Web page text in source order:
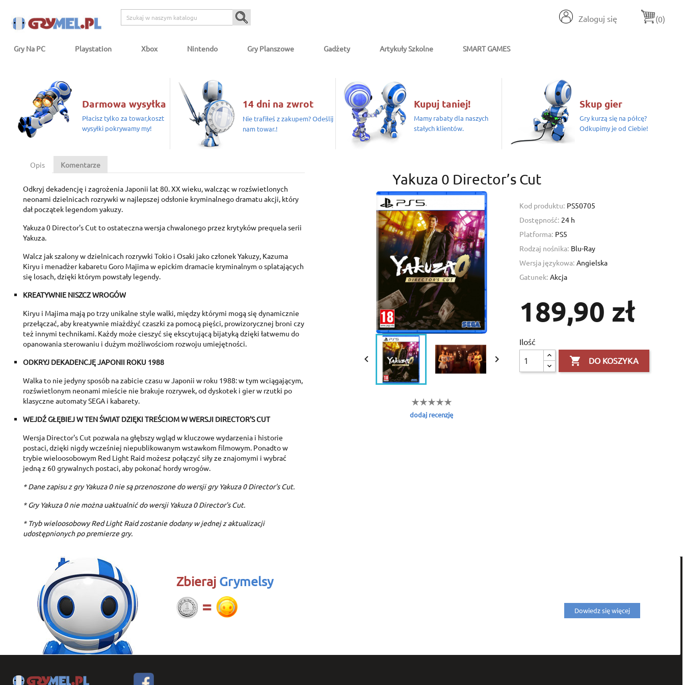
Add to wishlist
add_circle_outline Create new list
Create wishlist
Wishlist name
Sign in
Zaloguj się (0)
Gry Na PC Playstation Xbox Nintendo Gry Planszowe Gadżety Artykuły Szkolne SMART GAMES
Darmowa wysyłka
Płacisz tylko za towar,koszt
wysyłki pokrywamy my!
14 dni na zwrot
Nie trafiłeś z zakupem? Odeślij
nam towar.!
Kupuj taniej!
Mamy rabaty dla naszych
stałych klientów.
Skup gier
Gry kurzą się na półcę?
Odkupimy je od Ciebie!
Opis Komentarze
Odkryj dekadencję i zagrożenia Japonii lat 80. XX wieku, walcząc w rozświetlonych
neonami dzielnicach rozrywki w najlepszej odsłonie kryminalnego dramatu akcji, który
dał początek legendom yakuzy.
Yakuza 0 Director's Cut to ostateczna wersja chwalonego przez krytyków prequela serii
Yakuza.
Walcz jak szalony w dzielnicach rozrywki Tokio i Osaki jako członek Yakuzy, Kazuma
Kiryu i menadżer kabaretu Goro Majima w epickim dramacie kryminalnym o splatających
się losach, dzięki którym powstały legendy.
KREATYWNIE NISZCZ WROGÓW
Kiryu i Majima mają po trzy unikalne style walki, między którymi mogą się dynamicznie
przełączać, aby kreatywnie miażdżyć czaszki za pomocą pięści, prowizorycznej broni czy
też innymi technikami. Każdy może cieszyć się ekscytującą bijatyką dzięki łatwemu do
opanowania sterowaniu i dużym możliwościom rozwoju umiejętności.
ODKRYJ DEKADENCJĘ JAPONII ROKU 1988
Walka to nie jedyny sposób na zabicie czasu w Japonii w roku 1988: w tym wciągającym,
rozświetlonym neonami mieście nie brakuje rozrywek, od dyskotek i gier w rzutki po
klasyczne automaty SEGA i kabarety.
WEJDŹ GŁĘBIEJ W TEN ŚWIAT DZIĘKI TREŚCIOM W WERSJI DIRECTOR'S CUT
Wersja Director's Cut pozwala na głębszy wgląd w kluczowe wydarzenia i historie
postaci, dzięki nigdy wcześniej niepublikowanym wstawkom filmowym. Ponadto w
trybie wieloosobowym Red Light Raid możesz połączyć siły ze znajomymi i wybrać
jedną z 60 grywalnych postaci, aby pokonać hordy wrogów.
* Dane zapisu z gry Yakuza 0 nie są przenoszone do wersji gry Yakuza 0 Director's Cut.
* Gry Yakuza 0 nie można uaktualnić do wersji Yakuza 0 Director's Cut.
* Tryb wieloosobowy Red Light Raid zostanie dodany w jednej z aktualizacji
udostępnionych po premierze gry.
Yakuza 0 Director’s Cut
 
dodaj recenzję
Kod produktu: PS50705
Dostępność: 24 h
Platforma: PS5
Rodzaj nośnika: Blu-Ray
Wersja językowa: Angielska
Gatunek: Akcja
189,90 zł
Ilość
 DO KOSZYKA
Zbieraj Grymelsy
Dowiedz się więcej